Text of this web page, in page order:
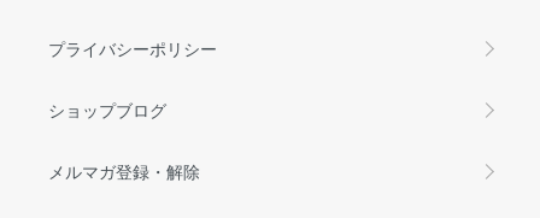
プライバシーポリシー
ショップブログ
メルマガ登録・解除